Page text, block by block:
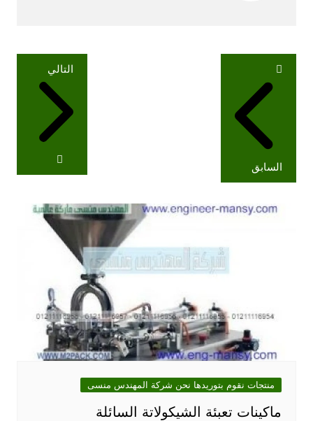
تصفّح
المقالات
السابق
التالي
منتجات نقوم بتوريدها نحن شركة المهندس منسى
ماكينات تعبئة الشيكولاتة السائلة